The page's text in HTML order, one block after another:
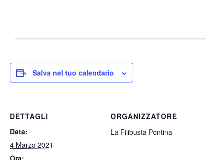
Salva nel tuo calendario
DETTAGLI
Data:
4 Marzo 2021
ORGANIZZATORE
La Filibusta Pontina